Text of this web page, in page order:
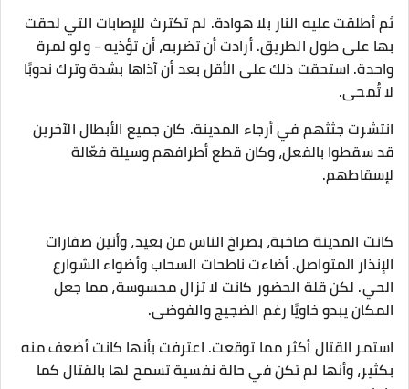
ثم أطلقت عليه النار بلا هوادة. لم تكترث للإصابات التي لحقت
بها على طول الطريق. أرادت أن تضربه، أن تؤذيه - ولو لمرة
واحدة. استحقت ذلك على الأقل بعد أن آذاها بشدة وترك ندوبًا
لا تُمحى.
انتشرت جثثهم في أرجاء المدينة. كان جميع الأبطال الآخرين
قد سقطوا بالفعل، وكان قطع أطرافهم وسيلة فعّالة
لإسقاطهم.
كانت المدينة صاخبة، بصراخ الناس من بعيد، وأنين صفارات
الإنذار المتواصل. أضاءت ناطحات السحاب وأضواء الشوارع
الحي. لكن قلة الحضور كانت لا تزال محسوسة، مما جعل
المكان يبدو خاويًا رغم الضجيج والفوضى.
استمر القتال أكثر مما توقعت. اعترفت بأنها كانت أضعف منه
بكثير، وأنها لم تكن في حالة نفسية تسمح لها بالقتال كما